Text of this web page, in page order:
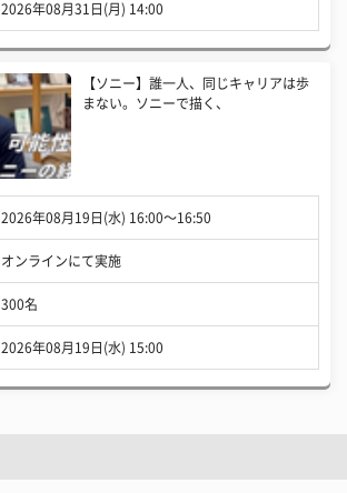
2026年08月31日(月) 14:00
【ソニー】誰一人、同じキャリアは歩
まない。ソニーで描く、
2026年08月19日(水) 16:00〜16:50
オンラインにて実施
300名
2026年08月19日(水) 15:00